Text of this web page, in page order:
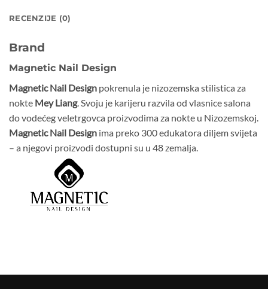
RECENZIJE (0)
Brand
Magnetic Nail Design
Magnetic Nail Design pokrenula je nizozemska stilistica za
nokte Mey Liang. Svoju je karijeru razvila od vlasnice salona
do vodećeg veletrgovca proizvodima za nokte u Nizozemskoj.
Magnetic Nail Design ima preko 300 edukatora diljem svijeta
– a njegovi proizvodi dostupni su u 48 zemalja.